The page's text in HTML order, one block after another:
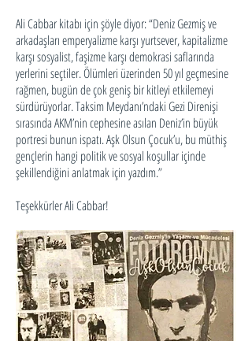
Ali Cabbar kitabı için şöyle diyor: “Deniz Gezmiş ve
arkadaşları emperyalizme karşı yurtsever, kapitalizme
karşı sosyalist, faşizme karşı demokrasi saflarında
yerlerini seçtiler. Ölümleri üzerinden 50 yıl geçmesine
rağmen, bugün de çok geniş bir kitleyi etkilemeyi
sürdürüyorlar. Taksim Meydanı’ndaki Gezi Direnişi
sırasında AKM’nin cephesine asılan Deniz’in büyük
portresi bunun ispatı. Aşk Olsun Çocuk’u, bu müthiş
gençlerin hangi politik ve sosyal koşullar içinde
şekillendiğini anlatmak için yazdım.”
Teşekkürler Ali Cabbar!